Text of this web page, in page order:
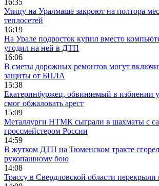
16:35
Улицу на Уралмаше закроют на полтора
теплосетей
16:19
На Урале подросток купил вместо
угодил на ней в ДТП
16:06
В сметы дорожных ремонтов могут
защиты от БПЛА
15:38
Екатеринбуржец, обвиняемый в избиении
смог обжаловать арест
15:09
Металлурги НТМК сыграли в шахматы с
гроссмейстером России
14:59
В жутком ДТП на Тюменском тракте
рукопашному бою
14:08
Трассу в Свердловской области перекрыли